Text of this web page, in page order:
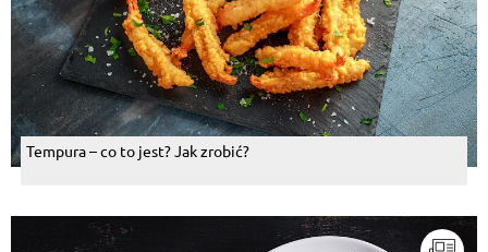
Tempura – co to jest? Jak zrobić?